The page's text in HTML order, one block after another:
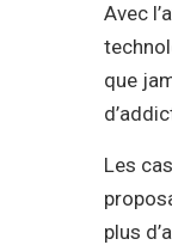
Avec
que
Les
plus